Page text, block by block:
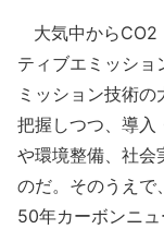
大気中からCO2
ティブエミッショ
ミッション技術
把握しつつ、導入
や環境整備、社会
のだ。そのうえ
50年カーボンニ